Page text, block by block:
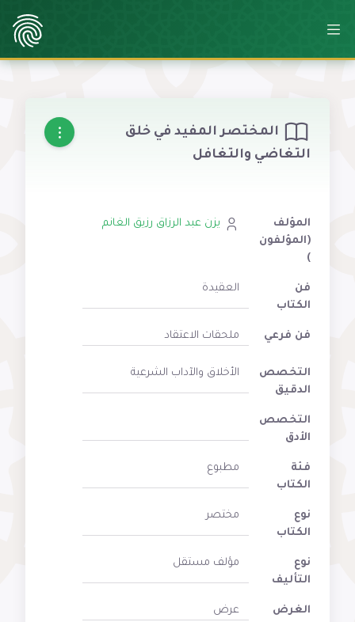
المختصر المفيد في خلق
التغاضي والتغافل
المؤلف
(المؤلفون
)
يزن عبد الرزاق رزيق الغانم
فن
الكتاب
العقيدة
فن فرعي ملحقات الاعتقاد
التخصص
الدقيق
الأخلاق والآداب الشرعية
التخصص
الأدق
فئة
الكتاب
مطبوع
نوع
الكتاب
مختصر
نوع
التأليف
مؤلف مستقل
الغرض عرض